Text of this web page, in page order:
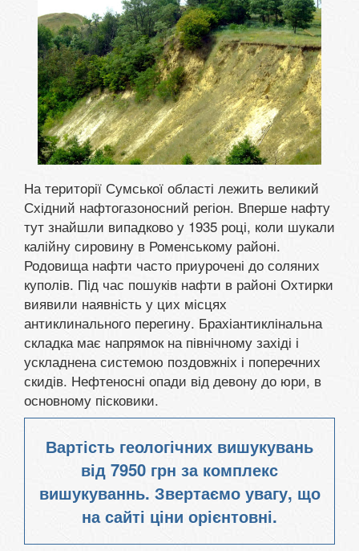
На території Сумської області лежить великий
Східний нафтогазоносний регіон. Вперше нафту
тут знайшли випадково у 1935 році, коли шукали
калійну сировину в Роменському районі.
Родовища нафти часто приурочені до соляних
куполів. Під час пошуків нафти в районі Охтирки
виявили наявність у цих місцях
антиклинального перегину. Брахіантиклінальна
складка має напрямок на північному західі і
ускладнена системою поздовжніх і поперечних
скидів. Нефтеносні опади від девону до юри, в
основному пісковики.
Вартість геологічних вишукувань
від 7950 грн за комплекс
вишукуваннь. Звертаємо увагу, що
на сайті ціни орієнтовні.